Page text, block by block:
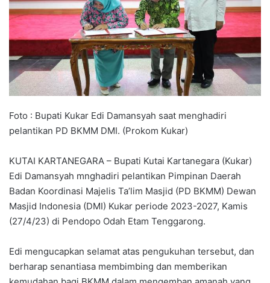
Foto : Bupati Kukar Edi Damansyah saat menghadiri
pelantikan PD BKMM DMI. (Prokom Kukar)
KUTAI KARTANEGARA – Bupati Kutai Kartanegara (Kukar)
Edi Damansyah mnghadiri pelantikan Pimpinan Daerah
Badan Koordinasi Majelis Ta’lim Masjid (PD BKMM) Dewan
Masjid Indonesia (DMI) Kukar periode 2023-2027, Kamis
(27/4/23) di Pendopo Odah Etam Tenggarong.
Edi mengucapkan selamat atas pengukuhan tersebut, dan
berharap senantiasa membimbing dan memberikan